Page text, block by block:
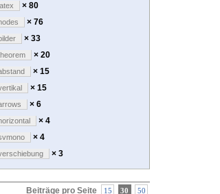
latex × 80
× 76
× 33
× 20
× 15
× 15
× 6
horizontal × 4
× 4
× 3
Beiträge pro Seite 15 30 50